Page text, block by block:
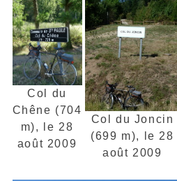
Col du
Chêne (704
m), le 28
août 2009
Col du Joncin
(699 m), le 28
août 2009